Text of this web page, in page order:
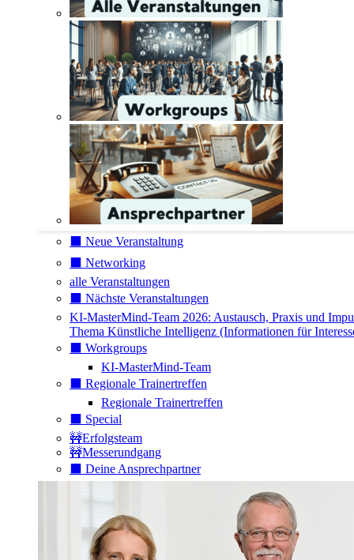
⬛️ Neue Veranstaltung
⬛️ Networking
alle Veranstaltungen
⬛️ Nächste Veranstaltungen
KI-MasterMind-Team 2026: Austausch, Praxis und
Thema Künstliche Intelligenz (Informationen für
⬛️ Workgroups
KI-MasterMind-Team
⬛️ Regionale Trainertreffen
Regionale Trainertreffen
⬛️ Special
🚧Erfolgsteam
🚧Messerundgang
⬛️ Deine Ansprechpartner